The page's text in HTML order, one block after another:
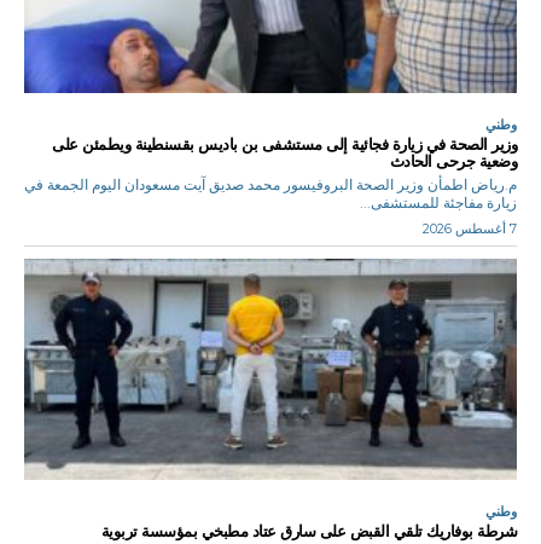
وطني
وزير الصحة في زيارة فجائية إلى مستشفى بن باديس بقسنطينة ويطمئن على
وضعية جرحى الحادث
م.رياض اطمأن وزير الصحة البروفيسور محمد صديق آيت مسعودان اليوم الجمعة في
زيارة مفاجئة للمستشفى...
7 أغسطس 2026
وطني
شرطة بوفاريك تلقي القبض على سارق عتاد مطبخي بمؤسسة تربوية